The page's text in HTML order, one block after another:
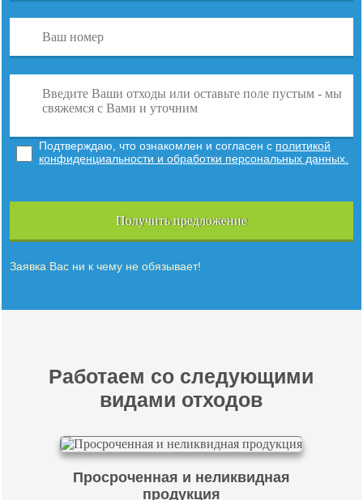
Подтверждаю, что ознакомлен и согласен с политикой
конфиденциальности и обработки персональных данных.
Получить предложение
Заявка Вас ни к чему не обязывает!
Работаем со следующими
видами отходов
Просроченная и неликвидная
продукция